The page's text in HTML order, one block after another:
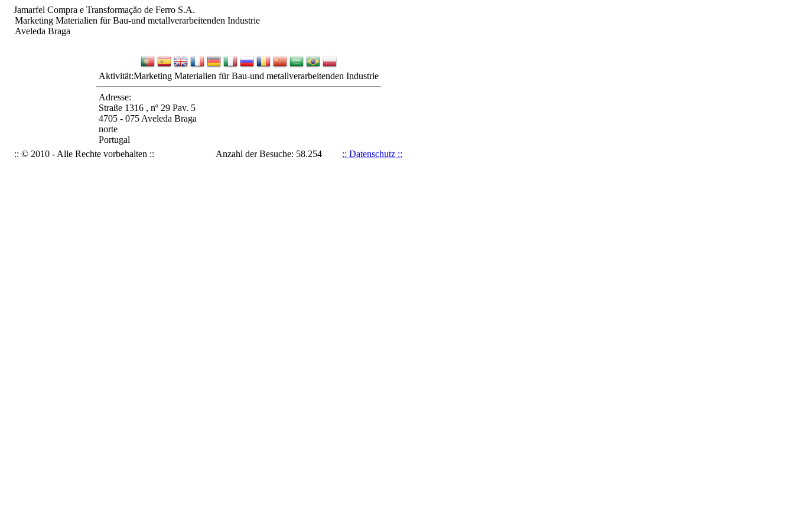
Jamarfel Compra e Transformação de Ferro S.A.
Marketing Materialien für Bau-und metallverarbeitenden Industrie
Aveleda Braga
Aktivität:Marketing Materialien für Bau-und metallverarbeitenden Industrie
Adresse:
Straße 1316 , nº 29 Pav. 5
4705 - 075 Aveleda Braga
norte
Portugal
:: © 2010 - Alle Rechte vorbehalten ::
Anzahl der Besuche: 58.254 :: Datenschutz ::